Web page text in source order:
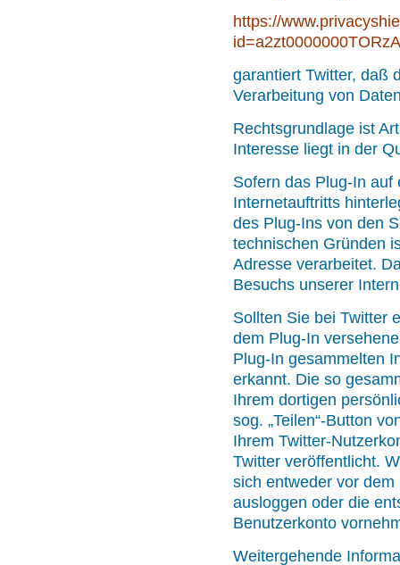
https://
garantiert Twitter, daß
Verarbeitung von
Rechtsgrundlage ist
Interesse liegt in der
Sofern das Plug-In
Internetauftritts
des Plug-Ins von den
technischen Gründen
Adresse verarbeitet.
Besuchs unserer
Sollten Sie bei Twitter
dem Plug-In
Plug-In gesammelten
erkannt. Die so
Ihrem dortigen
sog. „Teilen“-Button
Ihrem Twitter-
Twitter veröffentlicht.
sich entweder vor
ausloggen oder die
Benutzerkonto
Weitergehende